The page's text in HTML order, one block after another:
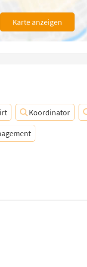
Karte anzeigen
Koordinator